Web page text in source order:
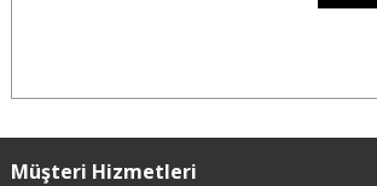
Müşteri Hizmetleri